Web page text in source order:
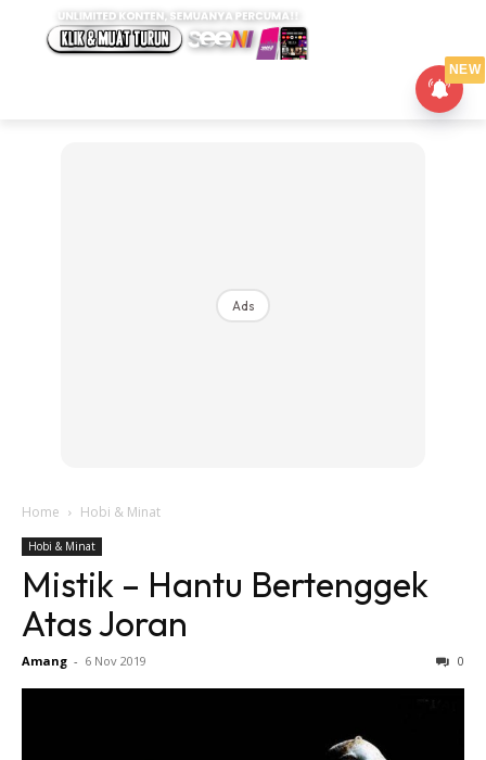
Ads
Home Hobi & Minat
Hobi & Minat
Mistik – Hantu Bertenggek
Atas Joran
Amang - 6 Nov 2019 0
NEW